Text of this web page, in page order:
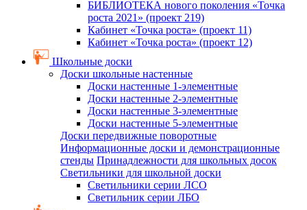
БИБЛИОТЕКА нового поколения «Точка
роста 2021» (проект 219)
Кабинет «Точка роста» (проект 11)
Кабинет «Точка роста» (проект 12)
Школьные доски
Доски школьные настенные
Доски настенные 1-элементные
Доски настенные 2-элементные
Доски настенные 3-элементные
Доски настенные 5-элементные
Доски передвижные поворотные
Информационные доски и демонстрационные
стенды Принадлежности для школьных досок
Светильники для школьной доски
Светильники серии ЛСО
Светильник серии ЛБО